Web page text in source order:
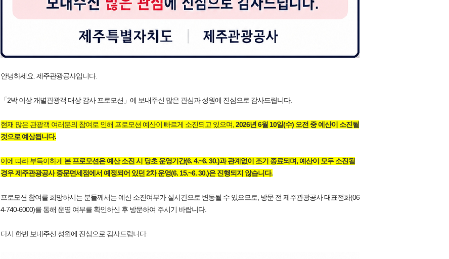
안녕하세요. 제주관광공사입니다.
「2박 이상 개별관광객 대상 감사 프로모션」에 보내주신 많은 관심과 성원에 진심으로 감사드립니다.
현재 많은 관광객 여러분의 참여로 인해 프로모션 예산이 빠르게 소진되고 있으며,2026년 6월 10일(수) 오전 중 예산이 소진될
것으로 예상됩니다.
이에 따라 부득이하게 본 프로모션은 예산 소진 시 당초 운영기간(6. 4.~6. 30.)과 관계없이 조기 종료되며, 예산이 모두 소진될
경우 제주관광공사 중문면세점에서 예정되어 있던 2차 운영(6. 15.~6. 30.)은 진행되지 않습니다.
프로모션 참여를 희망하시는 분들께서는 예산 소진여부가 실시간으로 변동될 수 있으므로, 방문 전 제주관광공사 대표전화(06
4-740-6000)를 통해 운영 여부를 확인하신 후 방문하여 주시기 바랍니다.
다시 한번 보내주신 성원에 진심으로 감사드립니다.